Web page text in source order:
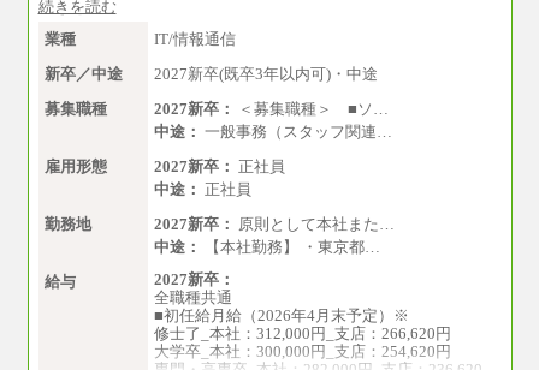
短大・専門2年制卒：212,600円
専門1年制卒：202,900円
中途：
【全職種共通】
〔正社員〕
月給212,900円～330,000円
※実務経験に応じてご相談させていただきます
（上記金額を超える可能性あり）
※職種8）を除き、正社員の場合勤務地は本社の
みとなります
〔契約社員〕
東京 ：時給1,226円～1,400円
横浜 ：時給1,225円～
川口 ：時給1,150円～
大阪 ：時給1,177円～1,400円
佐世保：時給1,035円～
続きを読む
業種
IT/情報通信
新卒／中途
2027新卒(既卒3年以内可)・中途
募集職種
2027新卒：
＜募集職種＞ ■ソ…
中途： 一般事務（スタッフ関連…
雇用形態
2027新卒： 正社員
中途： 正社員
勤務地
2027新卒：
原則として本社また…
中途：
【本社勤務】 ・東京都…
給与
2027新卒：
全職種共通
■初任給月給（2026年4月末予定）※
修士了_本社：312,000円_支店：266,620円
大学卒_本社：300,000円_支店：254,620円